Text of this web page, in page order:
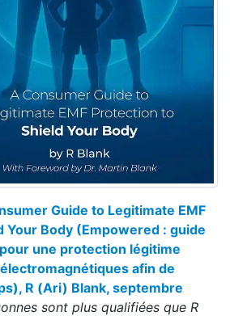
Guide to Legitimate EMF
Your Body (Empowered : guide
une protection légitime
afin de
R (Ari) Blank, septembre
sont plus qualifiées que R